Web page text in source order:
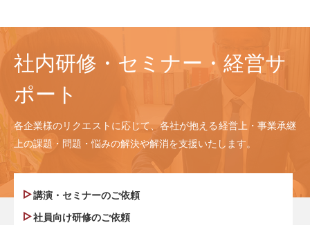
社内研修・セミナー・経営サ
ポート
各企業様のリクエストに応じて、各社が抱える経営上・事業承継
上の課題・問題・悩みの解決や解消を支援いたします。
講演・セミナーのご依頼
社員向け研修のご依頼